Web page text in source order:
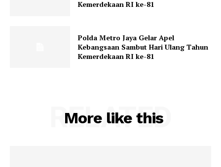
Kemerdekaan RI ke-81
Polda Metro Jaya Gelar Apel
Kebangsaan Sambut Hari Ulang Tahun
Kemerdekaan RI ke-81
More like this
RELATED